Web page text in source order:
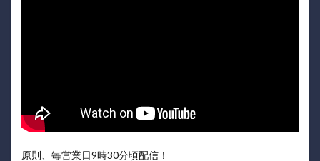
原則、毎営業日9時30分頃配信！